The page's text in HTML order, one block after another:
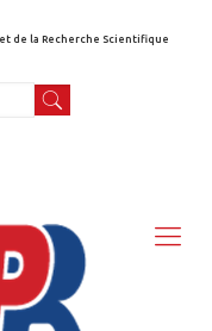
de la Recherche Scientifique